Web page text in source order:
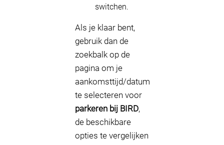
switchen.
Als je klaar bent,
gebruik dan de
zoekbalk op de
pagina om je
aankomsttijd/datum
te selecteren voor
parkeren bij BIRD,
de beschikbare
opties te vergelijken